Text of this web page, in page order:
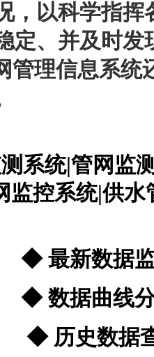
，以科学指
定、并及时
管理信息系统
◆ 最新数据
报警 ◆
统计 ◆